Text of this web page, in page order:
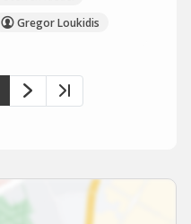
Gregor Loukidis